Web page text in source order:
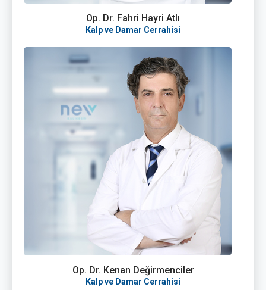
Op. Dr. Fahri Hayri Atlı
Kalp ve Damar Cerrahisi
Op. Dr. Kenan Değirmenciler
Kalp ve Damar Cerrahisi